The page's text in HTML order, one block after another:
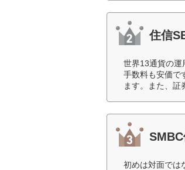
住信
世界13通貨の運
手数料も安価で
ます。また、証
初めは対面では